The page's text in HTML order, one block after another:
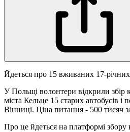
Йдеться про 15 вживаних 17-річних
У Польщі волонтери відкрили
міста Кельце 15 старих автобусів і
Вінниці. Ціна питання - 500 тисяч
Про це йдеться на платформі збору